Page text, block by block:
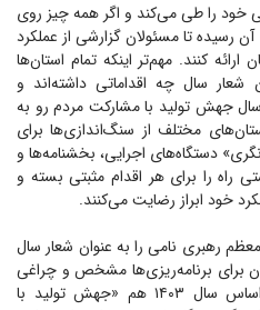
پایانی خود را طی می‌کند و اگر همه چیز روی
رسیده تا مسئولان گزارشی از عملکرد
کنند. مهم‌تر اینکه تمام استان‌ها
شعار سال چه اقداماتی داشته‌اند و
جهش تولید با مشارکت مردم رو به
مختلف از سنگ‌اندازی‌ها برای
دستگاه‌های اجرایی، بخشنامه‌ها و
راه را برای هر اقدام مثبتی بسته و
خود ابراز رضایت می‌کنند.
رهبری نامی را به عنوان شعار سال
برای برنامه‌ریزی‌ها مشخص و چراغی
برای هدایت آنها باشد. بر همین اساس سال ۱۴۰۳ هم «جهش تولید با